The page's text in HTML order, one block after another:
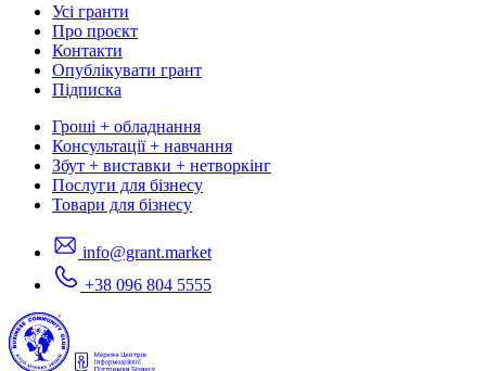
Усі гранти
Про проєкт
Контакти
Опублікувати грант
Підписка
Гроші + обладнання
Консультації + навчання
Збут + виставки + нетворкінг
Послуги для бізнесу
Товари для бізнесу
info@grant.market
+38 096 804 5555